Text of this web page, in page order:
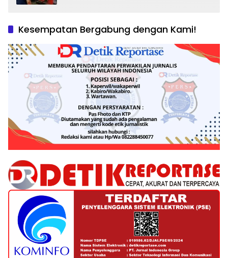
Kesempatan Bergabung dengan Kami!